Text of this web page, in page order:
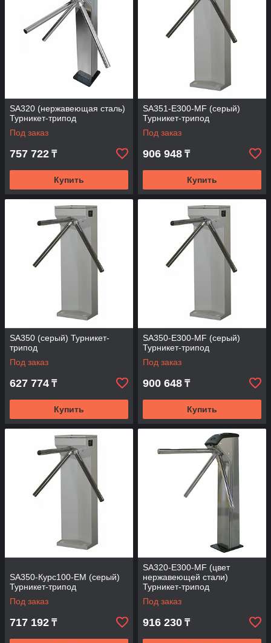
SA320 (нержавеющая сталь)
Турникет-трипод
Под заказ
757 722 ₸
Купить
SA351-E300-MF (серый)
Турникет-трипод
Под заказ
906 948 ₸
Купить
SA350 (серый) Турникет-
трипод
Под заказ
627 774 ₸
Купить
SA350-E300-MF (серый)
Турникет-трипод
Под заказ
900 648 ₸
Купить
SA350-Курс100-EM (серый)
Турникет-трипод
Под заказ
717 192 ₸
SA320-E300-MF (цвет
нержавеющей стали)
Турникет-трипод
Под заказ
916 230 ₸